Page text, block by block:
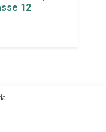
12